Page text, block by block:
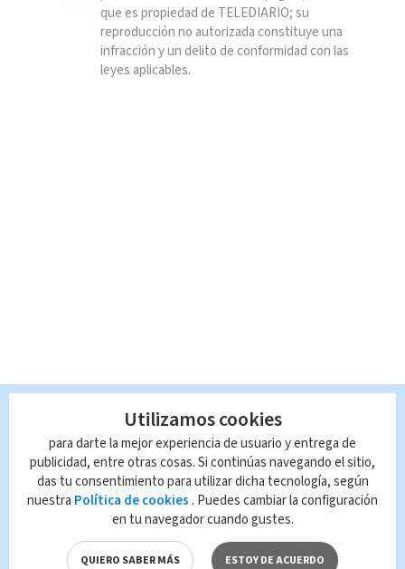
que es propiedad de TELEDIARIO; su
reproducción no autorizada constituye una
infracción y un delito de conformidad con las
leyes aplicables.
Utilizamos cookies
para darte la mejor experiencia de usuario y entrega de
publicidad, entre otras cosas. Si continúas navegando el sitio,
das tu consentimiento para utilizar dicha tecnología, según
nuestra Política de cookies . Puedes cambiar la configuración
en tu navegador cuando gustes.
QUIERO SABER MÁS ESTOY DE ACUERDO